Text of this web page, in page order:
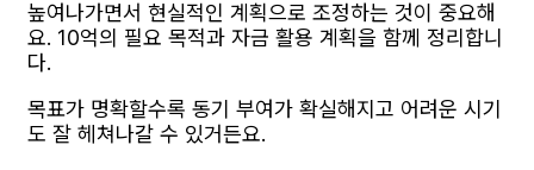
높여나가면서 현실적인 계획으로 조정하는 것이 중요해
요. 10억의 필요 목적과 자금 활용 계획을 함께 정리합니
다.
목표가 명확할수록 동기 부여가 확실해지고 어려운 시기
도 잘 헤쳐나갈 수 있거든요.